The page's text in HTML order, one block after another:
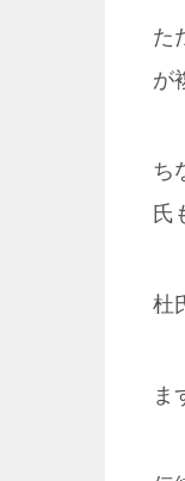
た
が
ち
氏
杜
ま